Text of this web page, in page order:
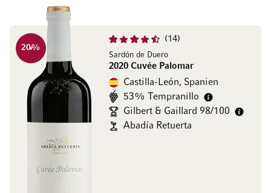
14
Sardón de Duero
2020 Cuvée Palomar
20%
Castilla-León, Spanien
53% Tempranillo
Gilbert & Gaillard 98/100
Abadía Retuerta